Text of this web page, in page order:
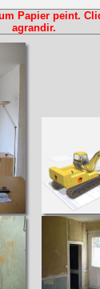
Papier peint.
agrandir.